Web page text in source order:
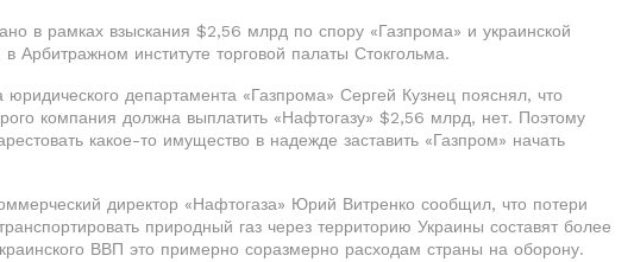
в рамках взыскания $2,56 млрд по спору «Газпрома» и украинской
Арбитражном институте торговой палаты Стокгольма.
юридического департамента «Газпрома» Сергей Кузнец пояснял, что
компания должна выплатить «Нафтогазу» $2,56 млрд, нет. Поэтому
какое-то имущество в надежде заставить «Газпром» начать
директор «Нафтогаза» Юрий Витренко сообщил, что потери
природный газ через территорию Украины составят более
ВВП это примерно соразмерно расходам страны на оборону.